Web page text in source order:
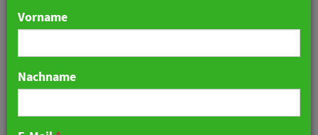
Johann Lafer hat Krebs
und spricht über
Vorname
Nachname